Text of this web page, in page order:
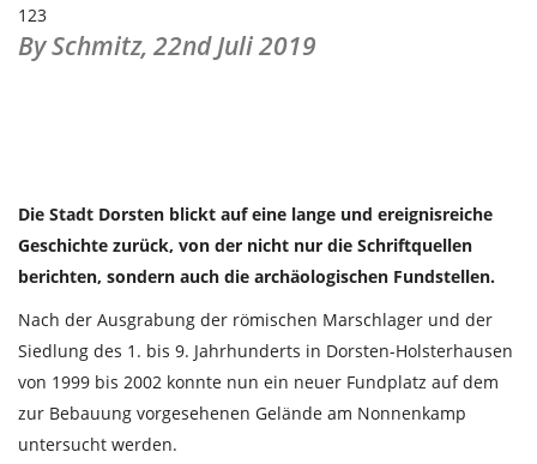
123
By Schmitz, 22nd Juli 2019
Die Stadt Dorsten blickt auf eine lange und ereignisreiche
Geschichte zurück, von der nicht nur die Schriftquellen
berichten, sondern auch die archäologischen Fundstellen.
Nach der Ausgrabung der römischen Marschlager und der
Siedlung des 1. bis 9. Jahrhunderts in Dorsten-Holsterhausen
von 1999 bis 2002 konnte nun ein neuer Fundplatz auf dem
zur Bebauung vorgesehenen Gelände am Nonnenkamp
untersucht werden.